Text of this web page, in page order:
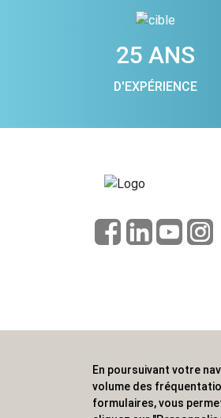
25 ANS
D'EXPÉRIENCE
ALVS, fournisseur
En poursuivant votre
volume des
formulaires, vous